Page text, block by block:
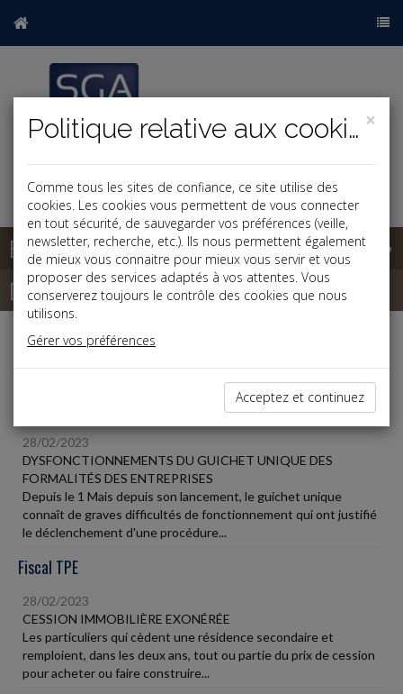
Base documentaire
Dépêches
Liste des dernières dépêches
28/02/2023
DYSFONCTIONNEMENTS DU GUICHET UNIQUE DES
FORMALITÉS DES ENTREPRISES
Depuis le 1 Mais depuis son lancement, le guichet unique
connaît de graves difficultés de fonctionnement qui ont justifié
le déclenchement d'une procédure...
Fiscal TPE
28/02/2023
CESSION IMMOBILIÈRE EXONÉRÉE
Les particuliers qui cèdent une résidence secondaire et
remploient, dans les deux ans, tout ou partie du prix de cession
pour acheter ou faire construire...
×
Politique relative aux cookies
Comme tous les sites de confiance, ce site utilise des
cookies. Les cookies vous permettent de vous connecter
en tout sécurité, de sauvegarder vos préférences (veille,
newsletter, recherche, etc.). Ils nous permettent également
de mieux vous connaitre pour mieux vous servir et vous
proposer des services adaptés à vos attentes. Vous
conserverez toujours le contrôle des cookies que nous
utilisons.
Gérer vos préférences
Acceptez et continuez